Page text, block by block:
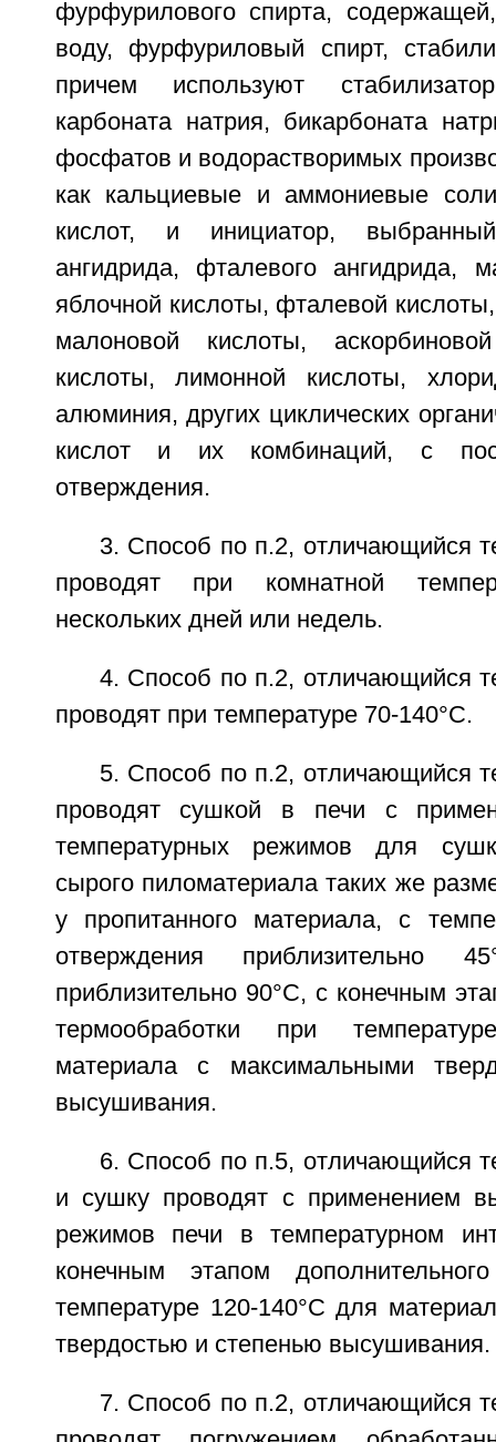
фурфурилового спирта,
воду, фурфуриловый спирт,
причем используют
карбоната натрия, бикарбоната
фосфатов и водорастворимых
как кальциевые и аммониевые
кислот, и инициатор,
ангидрида, фталевого ангидрида,
яблочной кислоты, фталевой
малоновой кислоты,
кислоты, лимонной кислоты,
алюминия, других циклических
кислот и их комбинаций, с
отверждения.
3. Способ по п.2, отличающийся
проводят при комнатной
нескольких дней или недель.
4. Способ по п.2, отличающийся
проводят при температуре 70-140°С.
5. Способ по п.2, отличающийся
проводят сушкой в печи с
температурных режимов для
сырого пиломатериала таких же
у пропитанного материала, с
отверждения
приблизительно 90°С, с конечным
термообработки при
материала с максимальными
высушивания.
6. Способ по п.5, отличающийся
и сушку проводят с применением
режимов печи в температурном
конечным этапом
температуре 120-140°С для
твердостью и степенью высушивания.
7. Способ по п.2, отличающийся